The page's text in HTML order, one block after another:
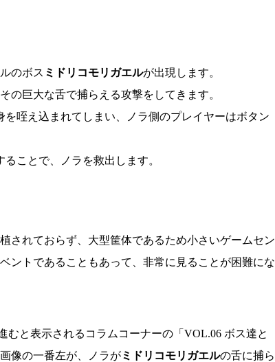
のボス ミドリコモリガエルが出現します。
の巨大な舌で捕らえる攻撃をしてきます。
を咥え込まれてしまい、ノラ側のプレイヤーはボタン
ことで、ノラを救出します。
されておらず、大型筐体であるため小さいゲームセン
ントであることもあって、非常に見ることが困難にな
むと表示されるコラムコーナーの「VOL.06 ボス達と
像の一番左が、ノラがミドリコモリガエルの舌に捕ら